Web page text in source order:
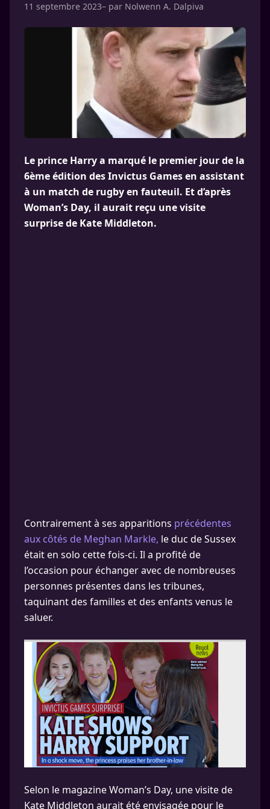
11 septembre 2023– par Nolwenn A. Dalpiva
Le prince Harry a marqué le premier jour de la
6ème édition des Invictus Games en assistant
à un match de rugby en fauteuil. Et d’après
Woman’s Day, il aurait reçu une visite
surprise de Kate Middleton.
Contrairement à ses apparitions précédentes
aux côtés de Meghan Markle, le duc de Sussex
était en solo cette fois-ci. Il a profité de
l’occasion pour échanger avec de nombreuses
personnes présentes dans les tribunes,
taquinant des familles et des enfants venus le
saluer.
Selon le magazine Woman’s Day, une visite de
Kate Middleton aurait été envisagée pour le